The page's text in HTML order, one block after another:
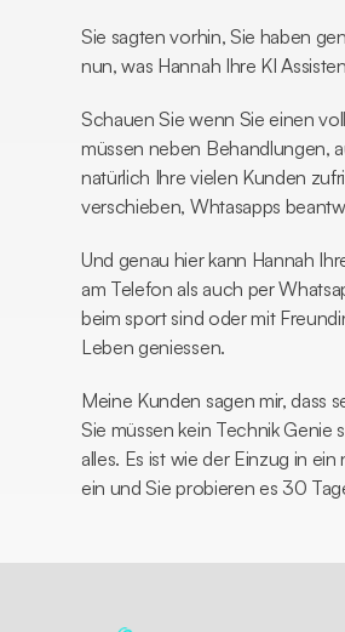
Sie sagten vorhin, Sie haben
nun, was Hannah Ihre KI
Schauen Sie wenn Sie einen
müssen neben Behandlungen,
natürlich Ihre vielen Kunden
verschieben, Whtasapps
Und genau hier kann Hannah
am Telefon als auch per
beim sport sind oder mit
Leben geniessen.
Meine Kunden sagen mir, dass
Sie müssen kein Technik Genie
alles. Es ist wie der Einzug in
ein und Sie probieren es 30